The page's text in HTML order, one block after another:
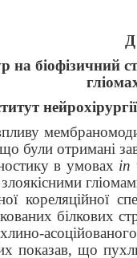
на біофізичний
що були
в умовах in
кореляційної
показав, що